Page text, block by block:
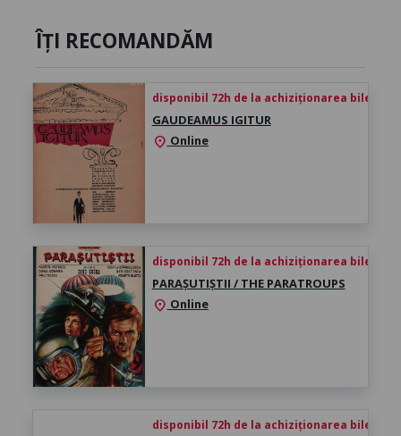
ÎȚI RECOMANDĂM
disponibil 72h de la achiziționarea biletului
GAUDEAMUS IGITUR
location_on Online
disponibil 72h de la achiziționarea biletului
PARAȘUTIȘTII / THE PARATROUPS
location_on Online
disponibil 72h de la achiziționarea biletului